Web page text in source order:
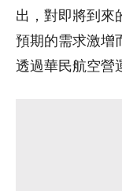
出，對即將到來
預期的需求激增
透過華民航空營